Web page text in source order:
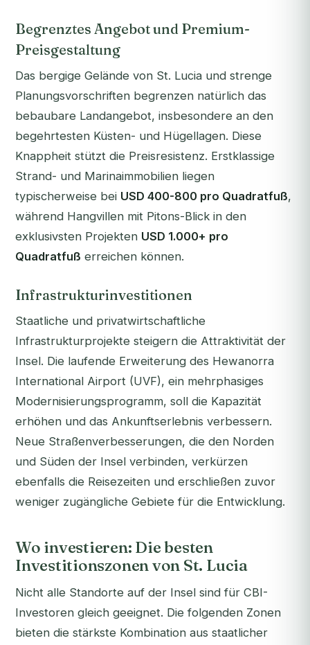
Begrenztes Angebot und Premium-
Preisgestaltung
Das bergige Gelände von St. Lucia und strenge
Planungsvorschriften begrenzen natürlich das
bebaubare Landangebot, insbesondere an den
begehrtesten Küsten- und Hügellagen. Diese
Knappheit stützt die Preisresistenz. Erstklassige
Strand- und Marinaimmobilien liegen
typischerweise bei USD 400-800 pro Quadratfuß,
während Hangvillen mit Pitons-Blick in den
exklusivsten Projekten USD 1.000+ pro
Quadratfuß erreichen können.
Infrastrukturinvestitionen
Staatliche und privatwirtschaftliche
Infrastrukturprojekte steigern die Attraktivität der
Insel. Die laufende Erweiterung des Hewanorra
International Airport (UVF), ein mehrphasiges
Modernisierungsprogramm, soll die Kapazität
erhöhen und das Ankunftserlebnis verbessern.
Neue Straßenverbesserungen, die den Norden
und Süden der Insel verbinden, verkürzen
ebenfalls die Reisezeiten und erschließen zuvor
weniger zugängliche Gebiete für die Entwicklung.
Wo investieren: Die besten
Investitionszonen von St. Lucia
Nicht alle Standorte auf der Insel sind für CBI-
Investoren gleich geeignet. Die folgenden Zonen
bieten die stärkste Kombination aus staatlicher